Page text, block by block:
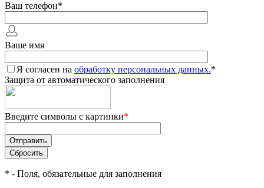
Ваш телефон*
Ваше имя
Я согласен на обработку персональных данных.*
Защита от автоматического заполнения
Введите символы с картинки*
* - Поля, обязательные для заполнения